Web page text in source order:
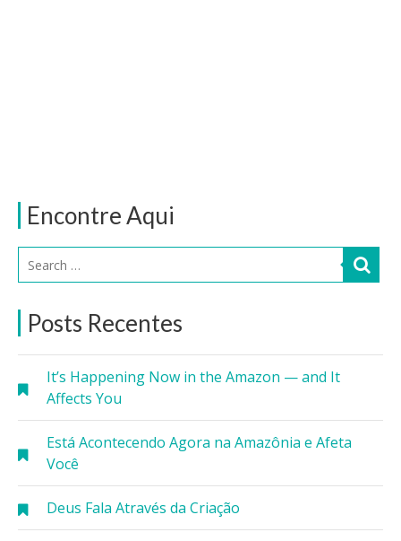
Encontre Aqui
Posts Recentes
It’s Happening Now in the Amazon — and It
Affects You
Está Acontecendo Agora na Amazônia e Afeta
Você
Deus Fala Através da Criação